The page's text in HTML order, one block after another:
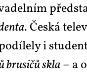
. Čes­ká
i
bru­si­čů skla– a